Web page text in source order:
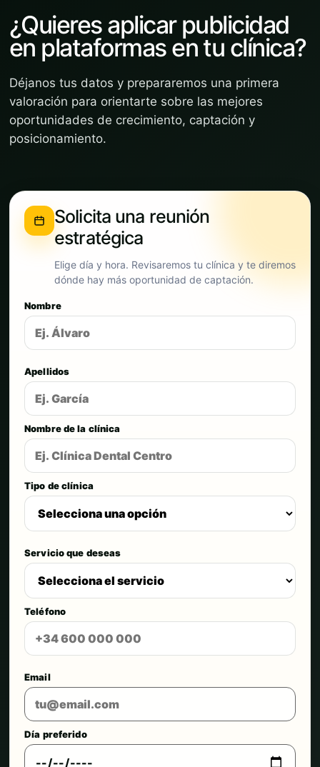
¿Quieres aplicar publicidad
en plataformas en tu clínica?
Déjanos tus datos y prepararemos una primera
valoración para orientarte sobre las mejores
oportunidades de crecimiento, captación y
posicionamiento.
Solicita una reunión
estratégica
Elige día y hora. Revisaremos tu clínica y te diremos
dónde hay más oportunidad de captación.
Nombre
Apellidos
Nombre de la clínica
Tipo de clínica
Servicio que deseas
Teléfono
Email
Día preferido